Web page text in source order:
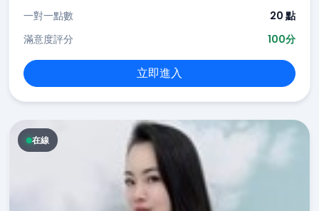
一對一點數
20 點
滿意度評分
100分
立即進入
在線